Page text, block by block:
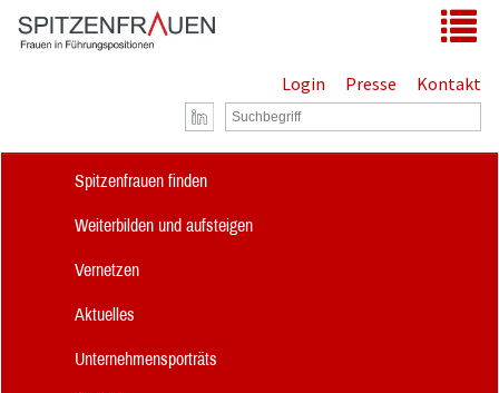
Zum Hauptinhalt springen
Login Presse Kontakt
Spitzenfrauen finden
Weiterbilden und aufsteigen
Vernetzen
Aktuelles
Unternehmensporträts